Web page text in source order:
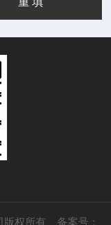
版权所有 备案号：